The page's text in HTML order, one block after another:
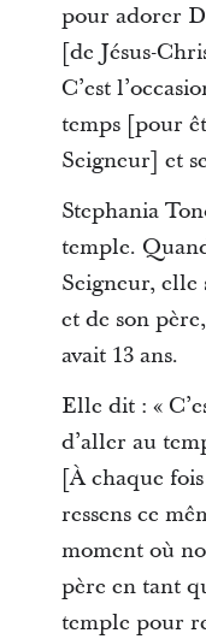
pour adorer
[de Jésus-
C’est
temps [pour
Seigneur] et
Stephania
temple.
Seigneur,
et de son
avait 13 ans.
Elle dit : «
d’aller au
[À chaque
ressens ce
moment où
père en tant
temple pour